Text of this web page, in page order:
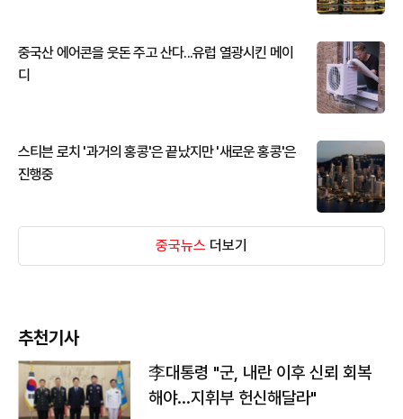
중국산 에어콘을 웃돈 주고 산다...유럽 열광시킨 메이
디
스티븐 로치 '과거의 홍콩'은 끝났지만 '새로운 홍콩'은
진행중
중국뉴스 더보기
추천기사
李대통령 "군, 내란 이후 신뢰 회복
해야…지휘부 헌신해달라"